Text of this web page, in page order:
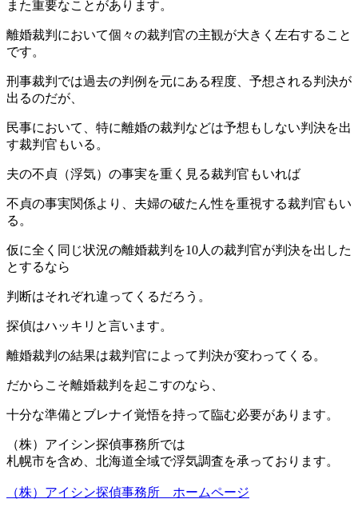
また重要なことがあります。
離婚裁判において個々の裁判官の主観が大きく左右すること
です。
刑事裁判では過去の判例を元にある程度、予想される判決が
出るのだが、
民事において、特に離婚の裁判などは予想もしない判決を出
す裁判官もいる。
夫の不貞（浮気）の事実を重く見る裁判官もいれば
不貞の事実関係より、夫婦の破たん性を重視する裁判官もい
る。
仮に全く同じ状況の離婚裁判を10人の裁判官が判決を出した
とするなら
判断はそれぞれ違ってくるだろう。
探偵はハッキリと言います。
離婚裁判の結果は裁判官によって判決が変わってくる。
だからこそ離婚裁判を起こすのなら、
十分な準備とブレナイ覚悟を持って臨む必要があります。
（株）アイシン探偵事務所では
札幌市を含め、北海道全域で浮気調査を承っております。
（株）アイシン探偵事務所 ホームページ